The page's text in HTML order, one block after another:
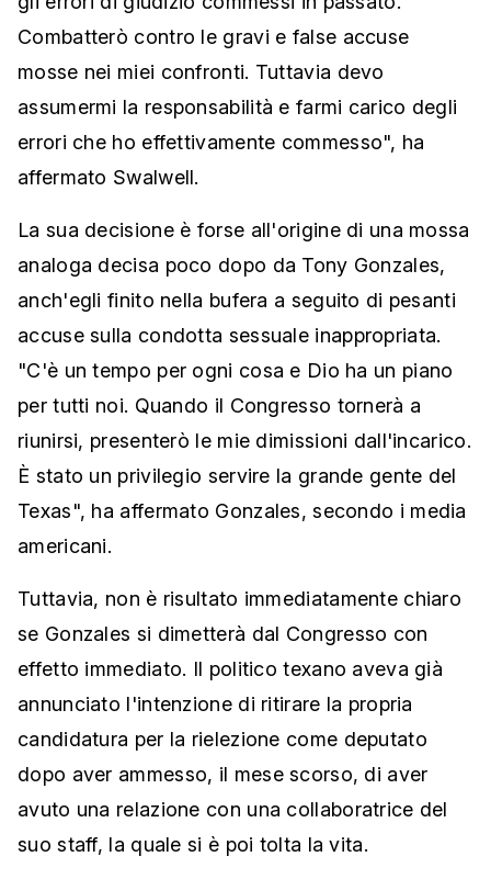
Combatterò contro le gravi e false accuse
mosse nei miei confronti. Tuttavia devo
assumermi la responsabilità e farmi carico degli
errori che ho effettivamente commesso", ha
affermato Swalwell.
La sua decisione è forse all'origine di una mossa
analoga decisa poco dopo da Tony Gonzales,
anch'egli finito nella bufera a seguito di pesanti
accuse sulla condotta sessuale inappropriata.
"C'è un tempo per ogni cosa e Dio ha un piano
per tutti noi. Quando il Congresso tornerà a
riunirsi, presenterò le mie dimissioni dall'incarico.
È stato un privilegio servire la grande gente del
Texas", ha affermato Gonzales, secondo i media
americani.
Tuttavia, non è risultato immediatamente chiaro
se Gonzales si dimetterà dal Congresso con
effetto immediato. Il politico texano aveva già
annunciato l'intenzione di ritirare la propria
candidatura per la rielezione come deputato
dopo aver ammesso, il mese scorso, di aver
avuto una relazione con una collaboratrice del
suo staff, la quale si è poi tolta la vita.